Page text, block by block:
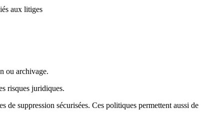
aux litiges
ou archivage.
risques juridiques.
de suppression sécurisées. Ces politiques permettent aussi de